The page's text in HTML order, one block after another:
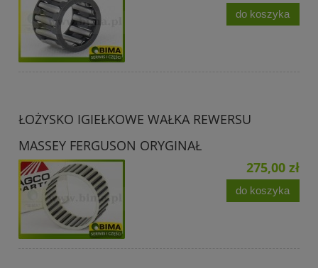
do koszyka
ŁOŻYSKO IGIEŁKOWE WAŁKA REWERSU
MASSEY FERGUSON ORYGINAŁ
275,00 zł
do koszyka